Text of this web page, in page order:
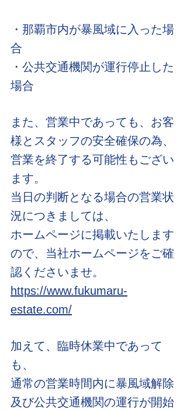
・那覇市内が暴風域に入った場
合
・公共交通機関が運行停止した
場合
また、営業中であっても、お客
様とスタッフの安全確保の為、
営業を終了する可能性もござい
ます。
当日の判断となる場合の営業状
況につきましては、
ホームページに掲載いたします
ので、当社ホームページをご確
認くださいませ。
https://www.fukumaru-
estate.com/
加えて、臨時休業中であって
も、
通常の営業時間内に暴風域解除
及び公共交通機関の運行が開始